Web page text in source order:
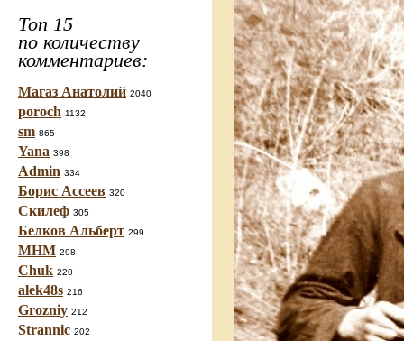
Топ 15
по количеству
комментариев:
Магаз Анатолий 2040
poroch 1132
sm 865
Yana 398
Admin 334
Борис Ассеев 320
Скилеф 305
Белков Альберт 299
МНМ 298
Chuk 220
alek48s 216
Grozniy 212
Strannic 202